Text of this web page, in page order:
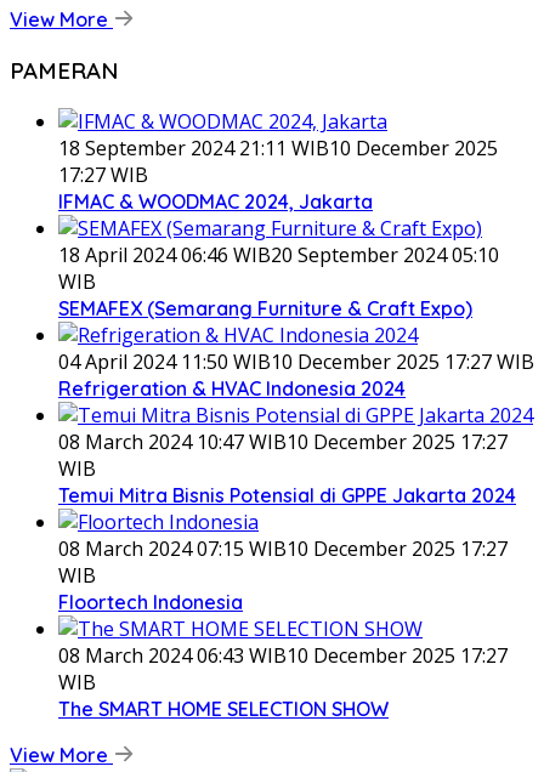
View More
PAMERAN
18 September 2024 21:11 WIB10 December 2025
17:27 WIB
IFMAC & WOODMAC 2024, Jakarta
18 April 2024 06:46 WIB20 September 2024 05:10
WIB
SEMAFEX (Semarang Furniture & Craft Expo)
04 April 2024 11:50 WIB10 December 2025 17:27 WIB
Refrigeration & HVAC Indonesia 2024
08 March 2024 10:47 WIB10 December 2025 17:27
WIB
Temui Mitra Bisnis Potensial di GPPE Jakarta 2024
08 March 2024 07:15 WIB10 December 2025 17:27
WIB
Floortech Indonesia
08 March 2024 06:43 WIB10 December 2025 17:27
WIB
The SMART HOME SELECTION SHOW
View More